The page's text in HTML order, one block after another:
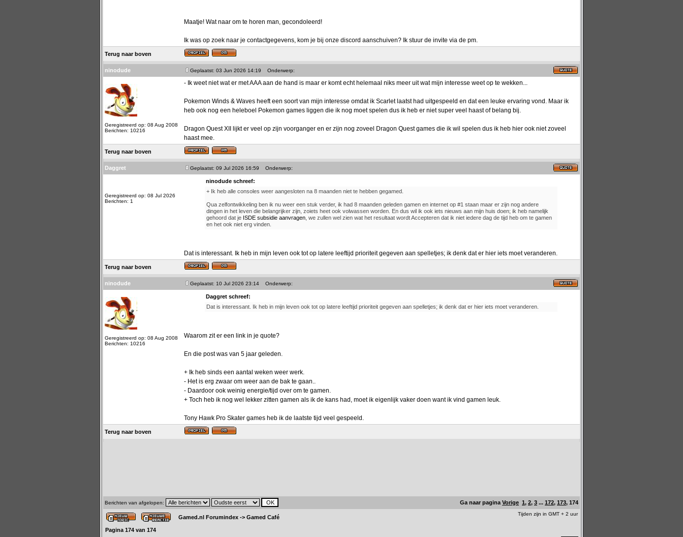
Maatje! Wat naar om te horen man, gecondoleerd!
Ik was op zoek naar je contactgegevens, kom je bij onze discord aanschuiven? Ik stuur de invite via de pm.
Terug naar boven
ninodude Geplaatst: 03 Jun 2026 14:19 Onderwerp:
Geregistreerd op: 08 Aug 2008
Berichten: 10216
- Ik weet niet wat er met AAA aan de hand is maar er komt echt helemaal niks meer uit wat mijn interesse weet op te wekken...
Pokemon Winds & Waves heeft een soort van mijn interesse omdat ik Scarlet laatst had uitgespeeld en dat een leuke ervaring vond. Maar ik
heb ook nog een heleboel Pokemon games liggen die ik nog moet spelen dus ik heb er niet super veel haast of belang bij.
Dragon Quest XII lijkt er veel op zijn voorganger en er zijn nog zoveel Dragon Quest games die ik wil spelen dus ik heb hier ook niet zoveel
haast mee.
Terug naar boven
Daggret Geplaatst: 09 Jul 2026 16:59 Onderwerp:
Geregistreerd op: 08 Jul 2026
Berichten: 1
ninodude schreef:
+ Ik heb alle consoles weer aangesloten na 8 maanden niet te hebben gegamed.
Qua zelfontwikkeling ben ik nu weer een stuk verder, ik had 8 maanden geleden gamen en internet op #1 staan maar er zijn nog andere
dingen in het leven die belangrijker zijn, zoiets heet ook volwassen worden. En dus wil ik ook iets nieuws aan mijn huis doen; ik heb namelijk
gehoord dat je ISDE subsidie aanvragen , we zullen wel zien wat het resultaat wordt Accepteren dat ik niet iedere dag de tijd heb om te gamen
en het ook niet erg vinden.
Dat is interessant. Ik heb in mijn leven ook tot op latere leeftijd prioriteit gegeven aan spelletjes; ik denk dat er hier iets moet veranderen.
Terug naar boven
ninodude Geplaatst: 10 Jul 2026 23:14 Onderwerp:
Geregistreerd op: 08 Aug 2008
Berichten: 10216
Daggret schreef:
Dat is interessant. Ik heb in mijn leven ook tot op latere leeftijd prioriteit gegeven aan spelletjes; ik denk dat er hier iets moet veranderen.
Waarom zit er een link in je quote?
En die post was van 5 jaar geleden.
+ Ik heb sinds een aantal weken weer werk.
- Het is erg zwaar om weer aan de bak te gaan..
- Daardoor ook weinig energie/tijd over om te gamen.
+ Toch heb ik nog wel lekker zitten gamen als ik de kans had, moet ik eigenlijk vaker doen want ik vind gamen leuk.
Tony Hawk Pro Skater games heb ik de laatste tijd veel gespeeld.
Terug naar boven
Berichten van afgelopen: Ga naar pagina Vorige 1, 2, 3 ... 172, 173, 174
Gamed.nl Forumindex -> Gamed Café
Tijden zijn in GMT + 2 uur
Pagina 174 van 174